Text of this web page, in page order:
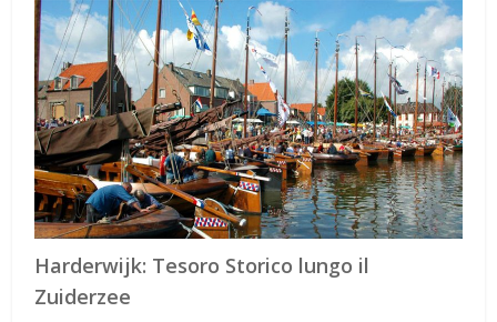
Harderwijk: Tesoro Storico lungo il
Zuiderzee